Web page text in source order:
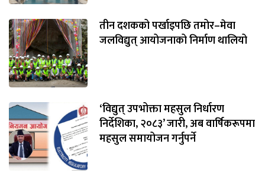
तीन दशकको पर्खाइपछि तमोर–मेवा
जलविद्युत् आयोजनाको निर्माण थालियो
‘विद्युत् उपभोक्ता महसुल निर्धारण
निर्देशिका, २०८३’ जारी, अब वार्षिकरूपमा
महसुल समायोजन गर्नुपर्ने